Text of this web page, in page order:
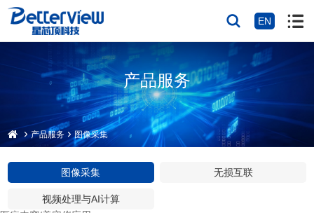
EN
产品服务
产品服务 图像采集
图像采集 无损互联
视频处理与AI计算